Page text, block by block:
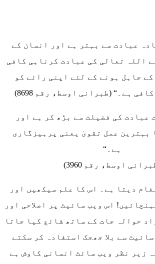
عبادت سے بہتر ہے اور انسان کے
اللہ تعالی کی عبادت کرناہی کافی
کے جاہل ہونے کے لئے اپنی رائے کو
ہے۔“ (طبرانی اوسط، رقم 8698)
عبادت کی فضیلت سے بڑھ کر ہے اور
بہترین عمل تقویٰ یعنی پرہیزگاری
ہے۔“
اوسط، رقم 3960)
دیتا ہے۔ اس کا علم سیکھیں اور
اس ویب سائیٹ پر اصلاحی اور
حوالہ جات کے ساتھ شائع کیا جاتا
سے بلا جھجک استفادہ کر سکتے
زیر نظر ویب سائٹ انسانی کاوش ہے